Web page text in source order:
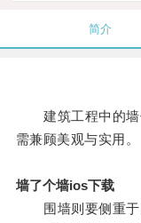
简介
建筑工程中的墙
需兼顾美观与实用。
墙了个墙ios下载
围墙则要侧重于